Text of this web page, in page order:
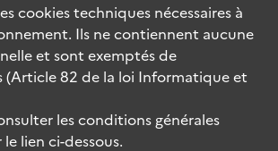
cookiestechniques nécessaires à
Ils ne contiennent aucune
et sont exemptés de
(Article 82 de la loi Informatique et
les conditions générales
lien ci-dessous.